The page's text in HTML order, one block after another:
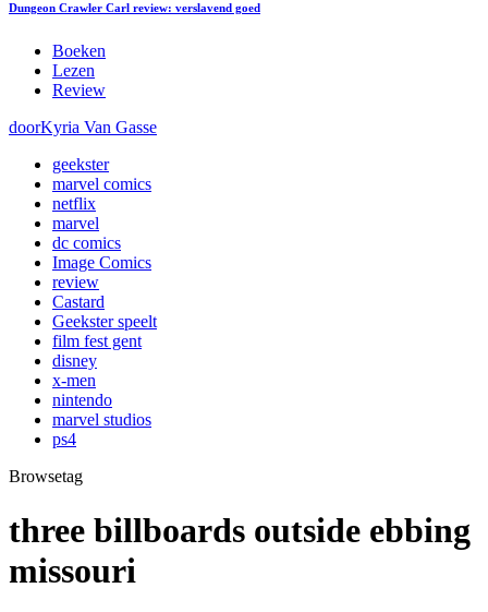
Dungeon Crawler Carl review: verslavend goed
Boeken
Lezen
Review
doorKyria Van Gasse
geekster
marvel comics
netflix
marvel
dc comics
Image Comics
review
Castard
Geekster speelt
film fest gent
disney
x-men
nintendo
marvel studios
ps4
Browsetag
three billboards outside ebbing
missouri